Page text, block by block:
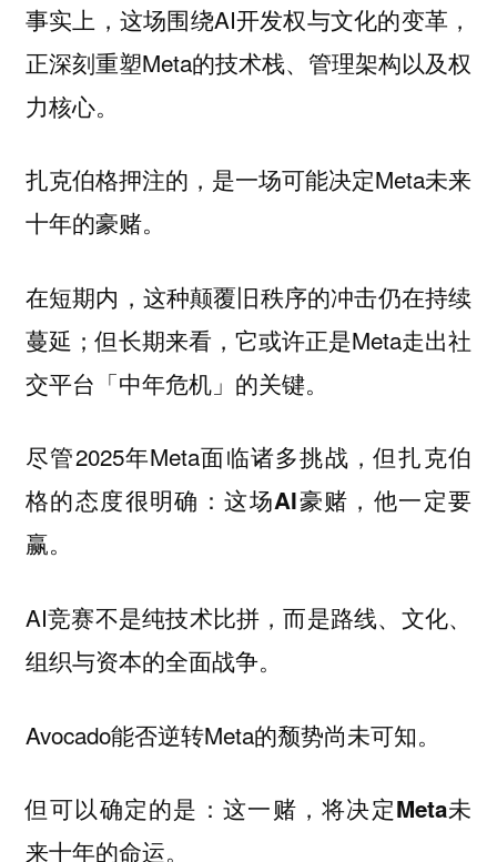
事实上，这场围绕AI开发权与文化的变革，
正深刻重塑Meta的技术栈、管理架构以及权
力核心。
扎克伯格押注的，是一场可能决定Meta未来
十年的豪赌。
在短期内，这种颠覆旧秩序的冲击仍在持续
蔓延；但长期来看，它或许正是Meta走出社
交平台「中年危机」的关键。
尽管2025年Meta面临诸多挑战，但扎克伯
格的态度很明确：这场AI豪赌，他一定要
赢。
AI竞赛不是纯技术比拼，而是路线、文化、
组织与资本的全面战争。
Avocado能否逆转Meta的颓势尚未可知。
但可以确定的是：这一赌，将决定Meta未
来十年的命运。